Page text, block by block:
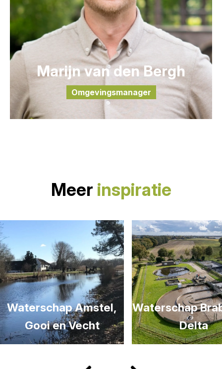
Marijn van den Bergh
Omgevingsmanager
Meer inspiratie
Waterschap Amstel,
Gooi en Vecht
Waterschap
Delta